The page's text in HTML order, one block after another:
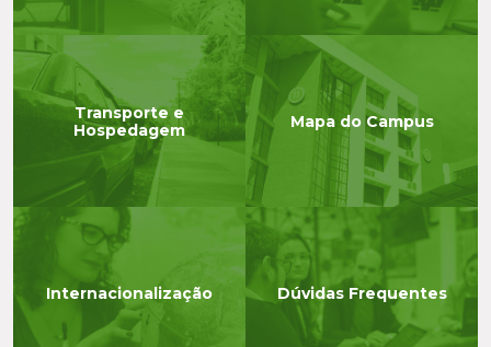
Transporte e
Hospedagem
Mapa do Campus
Internacionalização Dúvidas Frequentes